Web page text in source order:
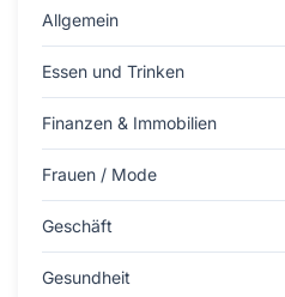
Allgemein
Essen und Trinken
Finanzen & Immobilien
Frauen / Mode
Geschäft
Gesundheit